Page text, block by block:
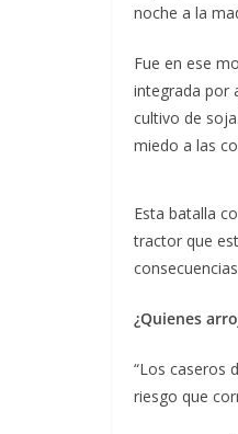
noche a la
Fue en ese
integrada por
cultivo de
miedo a las
Esta batalla
tractor que
¿Quienes
“Los caseros
riesgo que